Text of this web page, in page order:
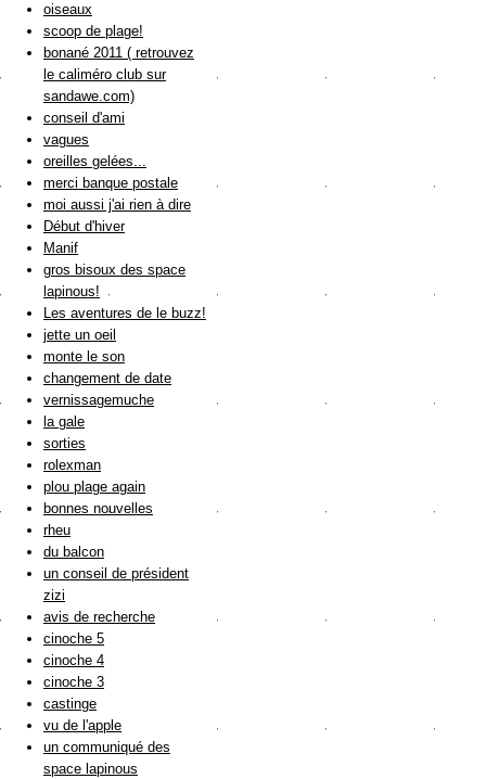
oiseaux
scoop de plage!
bonané 2011 ( retrouvez
le caliméro club sur
sandawe.com)
conseil d'ami
vagues
oreilles gelées...
merci banque postale
moi aussi j'ai rien à dire
Début d'hiver
Manif
gros bisoux des space
lapinous!
Les aventures de le buzz!
jette un oeil
monte le son
changement de date
vernissagemuche
la gale
sorties
rolexman
plou plage again
bonnes nouvelles
rheu
du balcon
un conseil de président
zizi
avis de recherche
cinoche 5
cinoche 4
cinoche 3
castinge
vu de l'apple
un communiqué des
space lapinous